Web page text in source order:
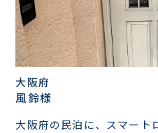
大阪府
風鈴様
大阪府の民泊に、スマート